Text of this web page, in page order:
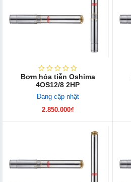
Bơm hỏa tiễn Oshima
4OS12/8 2HP
Đang cập nhật
2.850.000₫